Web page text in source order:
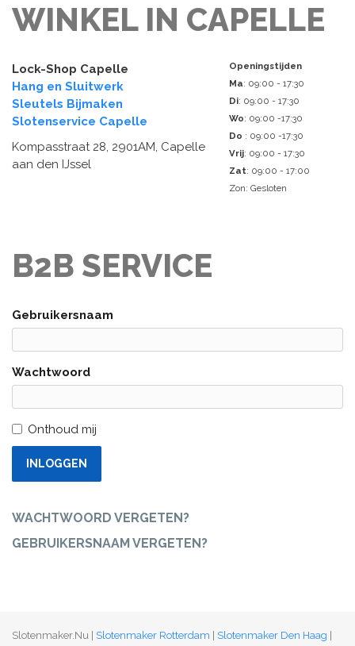
WINKEL IN CAPELLE
Lock-Shop Capelle
Hang en Sluitwerk
Sleutels Bijmaken
Slotenservice Capelle
Kompasstraat 28, 2901AM, Capelle
aan den IJssel
Openingstijden
Ma: 09:00 - 17:30
Di: 09:00 - 17:30
Wo: 09:00 -17:30
Do : 09:00 -17:30
Vrij: 09:00 - 17:30
Zat: 09:00 - 17:00
Zon: Gesloten
B2B SERVICE
Gebruikersnaam
Wachtwoord
Onthoud mij
INLOGGEN
WACHTWOORD VERGETEN?
GEBRUIKERSNAAM VERGETEN?
Slotenmaker.Nu | Slotenmaker Rotterdam Slotenmaker Den Haag